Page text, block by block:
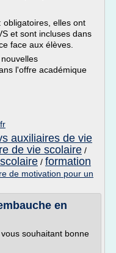
obligatoires, elles ont
et sont incluses dans
face aux élèves.
l'offre académique
auxiliaires de vie
de vie scolaire /
/ formation
de motivation pour un
en
souhaitant bonne